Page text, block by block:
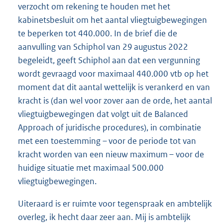
verzocht om rekening te houden met het
kabinetsbesluit om het aantal vliegtuigbewegingen
te beperken tot 440.000. In de brief die de
aanvulling van Schiphol van 29 augustus 2022
begeleidt, geeft Schiphol aan dat een vergunning
wordt gevraagd voor maximaal 440.000 vtb op het
moment dat dit aantal wettelijk is verankerd en van
kracht is (dan wel voor zover aan de orde, het aantal
vliegtuigbewegingen dat volgt uit de Balanced
Approach of juridische procedures), in combinatie
met een toestemming – voor de periode tot van
kracht worden van een nieuw maximum – voor de
huidige situatie met maximaal 500.000
vliegtuigbewegingen.
Uiteraard is er ruimte voor tegenspraak en ambtelijk
overleg, ik hecht daar zeer aan. Mij is ambtelijk